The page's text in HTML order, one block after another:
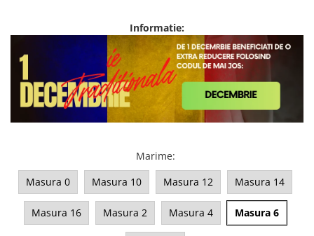
Informatie:
Marime:
Masura 0
Masura 10 Masura 12 Masura 14
Masura 16 Masura 2 Masura 4 Masura 6